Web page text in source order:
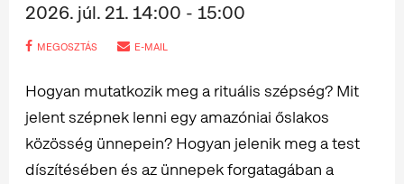
2026. júl. 21. 14:00 - 15:00
MEGOSZTÁS E-MAIL
Hogyan mutatkozik meg a rituális szépség? Mit
jelent szépnek lenni egy amazóniai őslakos
közösség ünnepein? Hogyan jelenik meg a test
díszítésében és az ünnepek forgatagában a